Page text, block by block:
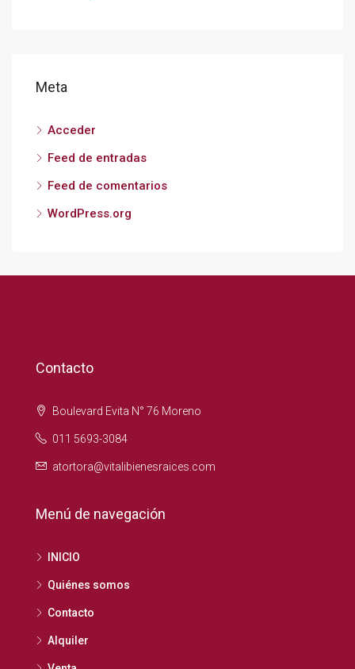
Meta
Acceder
Feed de entradas
Feed de comentarios
WordPress.org
Contacto
Boulevard Evita N° 76 Moreno
011 5693-3084
atortora@vitalibienesraices.com
Menú de navegación
INICIO
Quiénes somos
Contacto
Alquiler